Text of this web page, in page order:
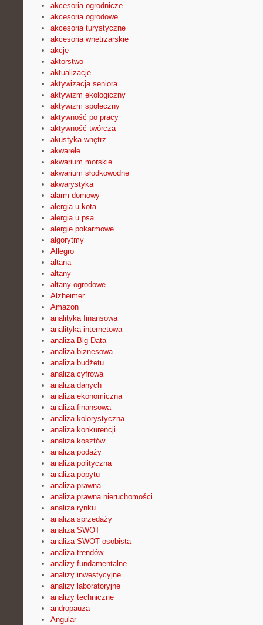
akcesoria ogrodnicze
akcesoria ogrodowe
akcesoria turystyczne
akcesoria wnętrzarskie
akcje
aktorstwo
aktualizacje
aktywizacja seniora
aktywizm ekologiczny
aktywizm społeczny
aktywność po pracy
aktywność twórcza
akustyka wnętrz
akwarele
akwarium morskie
akwarium słodkowodne
akwarystyka
alarm domowy
alergia u kota
alergia u psa
alergie pokarmowe
algorytmy
Allegro
altana
altany
altany ogrodowe
Alzheimer
Amazon
analityka finansowa
analityka internetowa
analiza Big Data
analiza biznesowa
analiza budżetu
analiza cyfrowa
analiza danych
analiza ekonomiczna
analiza finansowa
analiza kolorystyczna
analiza konkurencji
analiza kosztów
analiza podaży
analiza polityczna
analiza popytu
analiza prawna
analiza prawna nieruchomości
analiza rynku
analiza sprzedaży
analiza SWOT
analiza SWOT osobista
analiza trendów
analizy fundamentalne
analizy inwestycyjne
analizy laboratoryjne
analizy techniczne
andropauza
Angular